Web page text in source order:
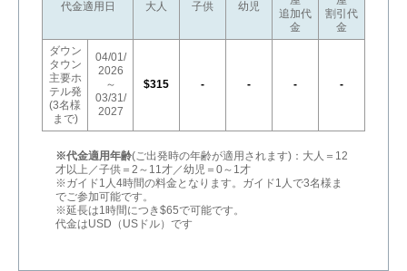
代金適用日 大人 子供 幼児
追加代
金
割引代
金
ダウン
タウン
主要ホ
テル発
(3名様
まで)
04/01/
2026
～
03/31/
2027
$315 - - - -
※代金適用年齢(ご出発時の年齢が適用されます)：大人＝12
才以上／子供＝2～11才／幼児＝0～1才
※ガイド1人4時間の料金となります。ガイド1人で3名様ま
でご参加可能です。
※延長は1時間につき$65で可能です。
代金はUSD（USドル）です